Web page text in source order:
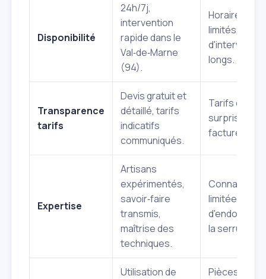
Disponibilité
24h/7j,
intervention
rapide dans le
Val‑de‑Marne
(94).
Horaires
limités, délais
longs.
Transparence
tarifs
Devis gratuit et
détaillé, tarifs
indicatifs
communiqués.
Tarifs
surprises
facture
Expertise
Artisans
expérimentés,
savoir‑faire
transmis,
maîtrise des
techniques.
limitées,
la serrure.
Utilisation de
Pièces de